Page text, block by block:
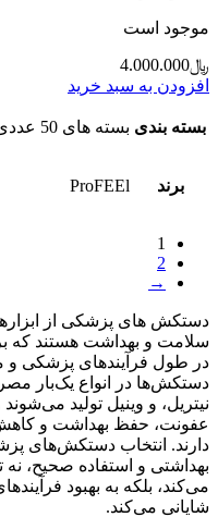
موجود است
﷼4.000.000
افزودن به سبد خرید
بسته بندی بسته های 50 عددی
برند ProFEEl
1
2
→
دستکش‌ های پزشکی از
سلامت و بهداشت هستند که
در طول فرآیندهای پزشکی و
دستکش‌ها در انواع یک‌بار
نیتریل، و وینیل تولید
عفونت، حفظ بهداشت و
دارند. انتخاب دستکش‌های
بهداشتی و استفاده صحیح، نه
می‌کند، بلکه به بهبود
شایانی می‌کند.